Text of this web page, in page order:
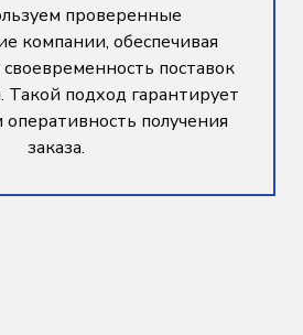
проверенные
компании, обеспечивая
поставок
Такой подход гарантирует
получения
заказа.